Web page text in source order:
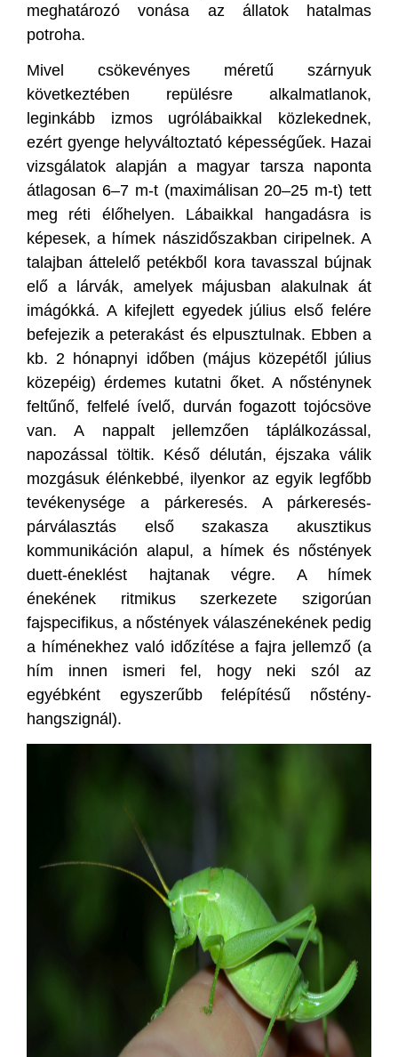
meghatározó vonása az állatok hatalmas
potroha.
Mivel csökevényes méretű szárnyuk
következtében repülésre alkalmatlanok,
leginkább izmos ugrólábaikkal közlekednek,
ezért gyenge helyváltoztató képességűek. Hazai
vizsgálatok alapján a magyar tarsza naponta
átlagosan 6–7 m-t (maximálisan 20–25 m-t) tett
meg réti élőhelyen. Lábaikkal hangadásra is
képesek, a hímek nászidőszakban ciripelnek. A
talajban áttelelő petékből kora tavasszal bújnak
elő a lárvák, amelyek májusban alakulnak át
imágókká. A kifejlett egyedek július első felére
befejezik a peterakást és elpusztulnak. Ebben a
kb. 2 hónapnyi időben (május közepétől július
közepéig) érdemes kutatni őket. A nősténynek
feltűnő, felfelé ívelő, durván fogazott tojócsöve
van. A nappalt jellemzően táplálkozással,
napozással töltik. Késő délután, éjszaka válik
mozgásuk élénkebbé, ilyenkor az egyik legfőbb
tevékenysége a párkeresés. A párkeresés-
párválasztás első szakasza akusztikus
kommunikáción alapul, a hímek és nőstények
duett-éneklést hajtanak végre. A hímek
énekének ritmikus szerkezete szigorúan
fajspecifikus, a nőstények válaszénekének pedig
a híménekhez való időzítése a fajra jellemző (a
hím innen ismeri fel, hogy neki szól az
egyébként egyszerűbb felépítésű nőstény-
hangszignál).